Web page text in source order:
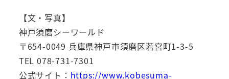
【文・写真】
神戸須磨シーワールド
〒654-0049 兵庫県神戸市須磨区若宮町1-3-5
TEL 078-731-7301
公式サイト： https://www.kobesuma-